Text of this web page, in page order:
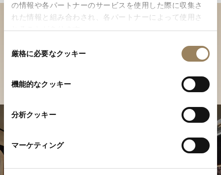
の情報や各パートナーのサービスを使用した際に収集さ
れた情報と組み合わされ、各パートナーによって使用さ
れることがあります。
厳格に必要なクッキー
機能的なクッキー
分析クッキー
マーケティング
ブティックでコレクションを
ご覧ください